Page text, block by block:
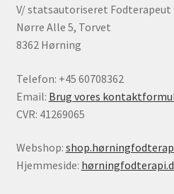
V/ statsautoriseret
Nørre Alle 5, Torvet
8362 Hørning
Telefon: +45 60708362
Email: Brug vores
CVR: 41269065
Webshop:
Hjemmeside: